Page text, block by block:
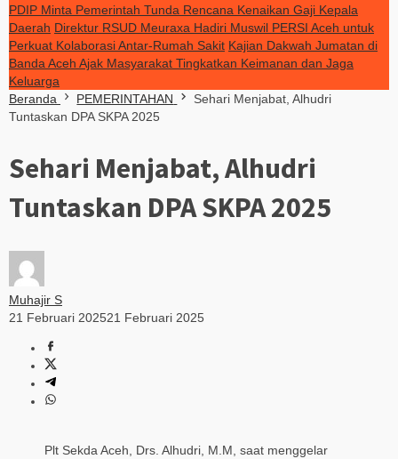
PDIP Minta Pemerintah Tunda Rencana Kenaikan Gaji Kepala
Daerah Direktur RSUD Meuraxa Hadiri Muswil PERSI Aceh untuk
Perkuat Kolaborasi Antar-Rumah Sakit Kajian Dakwah Jumatan di
Banda Aceh Ajak Masyarakat Tingkatkan Keimanan dan Jaga
Keluarga
Beranda
PEMERINTAHAN
Sehari Menjabat, Alhudri
Tuntaskan DPA SKPA 2025
Sehari Menjabat, Alhudri
Tuntaskan DPA SKPA 2025
Muhajir S
21 Februari 202521 Februari 2025
Plt Sekda Aceh, Drs. Alhudri, M.M, saat menggelar